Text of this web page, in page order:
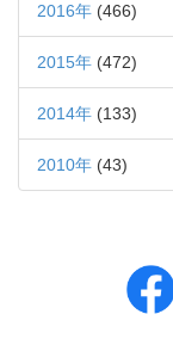
2016年 (466)
2015年 (472)
2014年 (133)
2010年 (43)